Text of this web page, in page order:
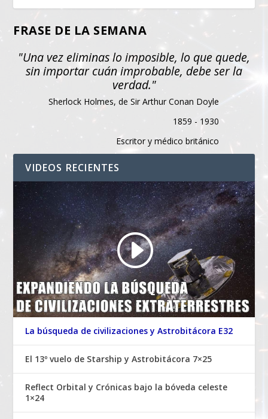
FRASE DE LA SEMANA
"Una vez eliminas lo imposible, lo que quede,
sin importar cuán improbable, debe ser la
verdad."
Sherlock Holmes, de Sir Arthur Conan Doyle
1859 - 1930
Escritor y médico británico
VIDEOS RECIENTES
La búsqueda de civilizaciones y Astrobitácora E32
El 13º vuelo de Starship y Astrobitácora 7×25
Reflect Orbital y Crónicas bajo la bóveda celeste
1×24